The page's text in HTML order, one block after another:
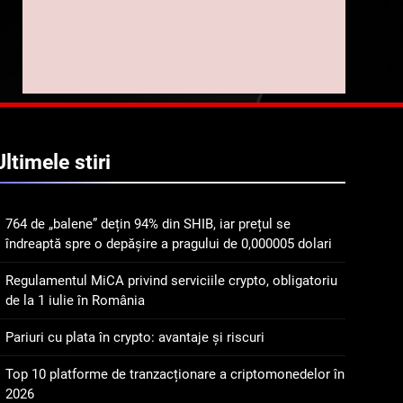
trasabilitatea cafelei
îndreaptă spre o depășire
dolari
2
Regulamentul MiCA
privind serviciile crypto,
obligatoriu de la 1 iulie în
Pariuri cu plata în crypto:
avantaje și riscuri
stiri
764 de „balene” dețin 94% din SHIB, iar prețul se
îndreaptă spre o depășire a pragului de 0,000005 dolari
Regulamentul MiCA privind serviciile crypto, obligatoriu
de la 1 iulie în România
Pariuri cu plata în crypto: avantaje și riscuri
Top 10 platforme de tranzacționare a criptomonedelor în
2026